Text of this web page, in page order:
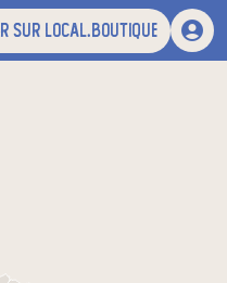
sur local.boutique